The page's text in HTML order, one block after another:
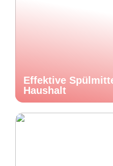
Effektive
Haushalt